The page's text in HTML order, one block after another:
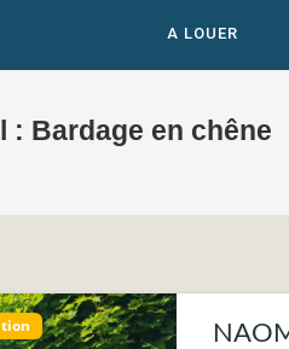
A LOUER
: Bardage en chêne